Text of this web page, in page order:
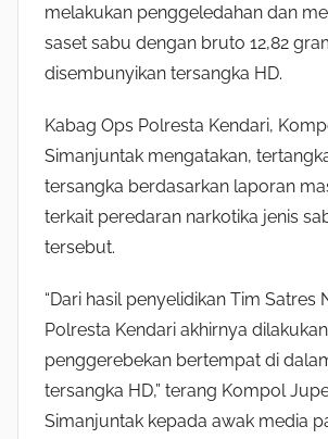
melakukan penggeledahan dan
saset sabu dengan bruto 12,82
disembunyikan tersangka HD.
Kabag Ops Polresta Kendari,
Simanjuntak mengatakan,
tersangka berdasarkan laporan
terkait peredaran narkotika jenis
tersebut.
“Dari hasil penyelidikan Tim Satres
Polresta Kendari akhirnya dilakukan
penggerebekan bertempat di
tersangka HD,” terang Kompol
Simanjuntak kepada awak media